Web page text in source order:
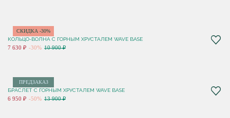
СКИДКА -30%
КОЛЬЦО-ВОЛНА С ГОРНЫМ ХРУСТАЛЕМ WAVE BASE
7 630 ₽ -30% 10 900 ₽
ПРЕДЗАКАЗ
БРАСЛЕТ С ГОРНЫМ ХРУСТАЛЕМ WAVE BASE
6 950 ₽ -50% 13 900 ₽